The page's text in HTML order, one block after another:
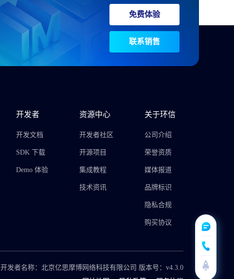
免费体验
联系销售
开发者
开发文档
SDK 下载
Demo 体验
资源中心
开发者社区
开源项目
集成教程
技术资讯
关于环信
公司介绍
荣誉资质
媒体报道
品牌标识
隐私合规
购买协议
开发者名称：北京亿思摩博网络科技有限公司 版本号：v4.3.0